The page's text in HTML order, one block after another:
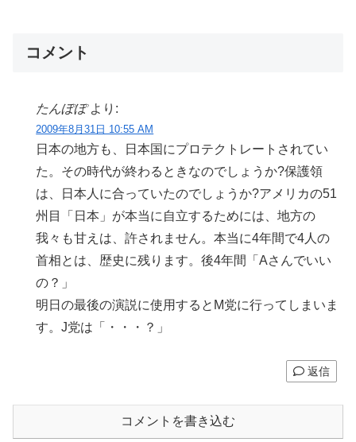
コメント
たんぽぽ より:
2009年8月31日 10:55 AM
日本の地方も、日本国にプロテクトレートされてい
た。その時代が終わるときなのでしょうか?保護領
は、日本人に合っていたのでしょうか?アメリカの51
州目「日本」が本当に自立するためには、地方の
我々も甘えは、許されません。本当に4年間で4人の
首相とは、歴史に残ります。後4年間「Aさんでいい
の？」
明日の最後の演説に使用するとM党に行ってしまいま
す。J党は「・・・？」
返信
コメントを書き込む